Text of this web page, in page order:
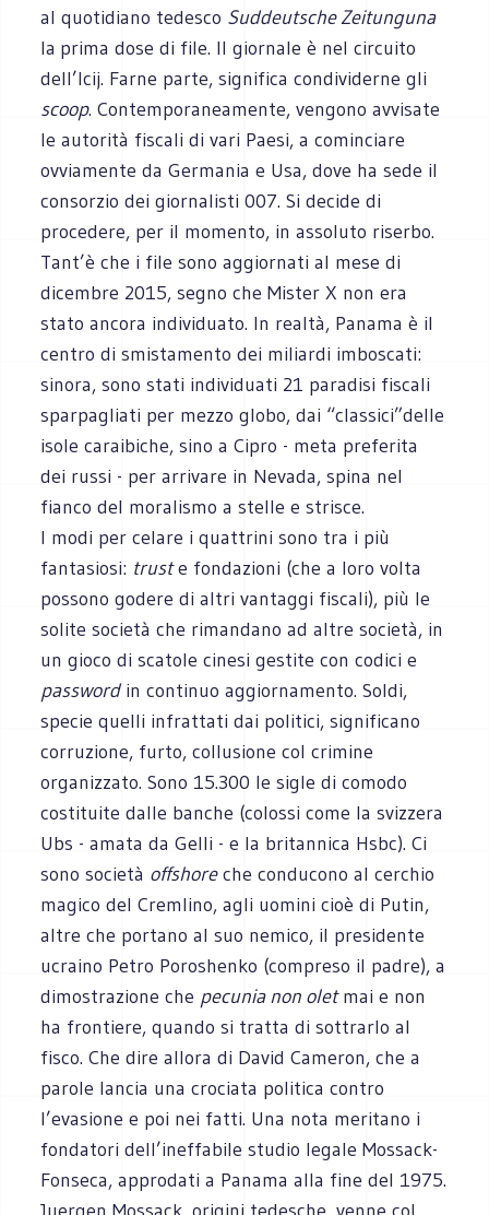
al quotidiano tedesco Suddeutsche Zeitunguna
la prima dose di file. Il giornale è nel circuito
dell’Icij. Farne parte, significa condividerne gli
scoop. Contemporaneamente, vengono avvisate
le autorità fiscali di vari Paesi, a cominciare
ovviamente da Germania e Usa, dove ha sede il
consorzio dei giornalisti 007. Si decide di
procedere, per il momento, in assoluto riserbo.
Tant’è che i file sono aggiornati al mese di
dicembre 2015, segno che Mister X non era
stato ancora individuato. In realtà, Panama è il
centro di smistamento dei miliardi imboscati:
sinora, sono stati individuati 21 paradisi fiscali
sparpagliati per mezzo globo, dai “classici”delle
isole caraibiche, sino a Cipro - meta preferita
dei russi - per arrivare in Nevada, spina nel
fianco del moralismo a stelle e strisce.
I modi per celare i quattrini sono tra i più
fantasiosi: truste fondazioni (che a loro volta
possono godere di altri vantaggi fiscali), più le
solite società che rimandano ad altre società, in
un gioco di scatole cinesi gestite con codici e
passwordin continuo aggiornamento. Soldi,
specie quelli infrattati dai politici, significano
corruzione, furto, collusione col crimine
organizzato. Sono 15.300 le sigle di comodo
costituite dalle banche (colossi come la svizzera
Ubs - amata da Gelli - e la britannica Hsbc). Ci
sono società offshoreche conducono al cerchio
magico del Cremlino, agli uomini cioè di Putin,
altre che portano al suo nemico, il presidente
ucraino Petro Poroshenko (compreso il padre), a
dimostrazione che pecunia non oletmai e non
ha frontiere, quando si tratta di sottrarlo al
fisco. Che dire allora di David Cameron, che a
parole lancia una crociata politica contro
l’evasione e poi nei fatti. Una nota meritano i
fondatori dell’ineffabile studio legale Mossack-
Fonseca, approdati a Panama alla fine del 1975.